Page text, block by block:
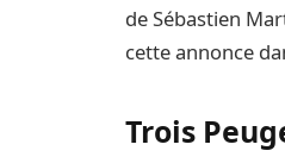
de Sébastien
cette annonce
Trois